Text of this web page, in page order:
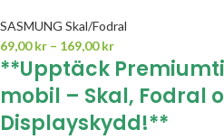
SASMUNG Skal/Fodral
69,00kr – 169,00kr
**Upptäck
mobil – Skal, Fodral
Displayskydd!**